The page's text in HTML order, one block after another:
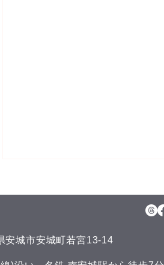
【8月のお知らせ】 今年のお盆も
日曜日、11日(火)山の日の祝日以
外は通常通りに営業させて頂いて
おります。 夏の疲れを取りにい
らしてくださいね♪(^^) こんにち
安城市安城町若宮13-14